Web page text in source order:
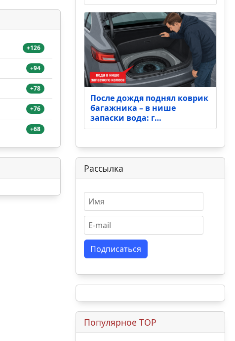
+126
+94
+78
+76
+68
После дождя поднял коврик
багажника – в нише
запаски вода: г…
Рассылка
Подписаться
Популярное TOP